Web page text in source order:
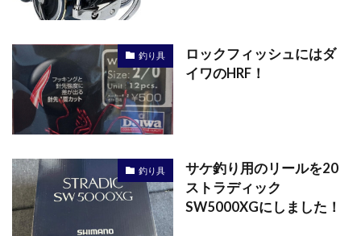
釣り具
ロックフィッシュにはダ
イワのHRF！
釣り具
サケ釣り用のリールを20
ストラディック
SW5000XGにしました！